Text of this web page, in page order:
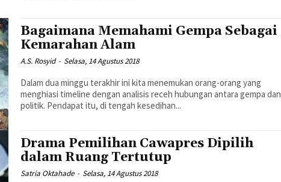
Bagaimana Memahami Gempa Sebagai
Kemarahan Alam
A.S. Rosyid - Selasa, 14 Agustus 2018
Dalam dua minggu terakhir ini kita menemukan orang-orang yang
menghiasi timeline dengan analisis receh hubungan antara gempa dan
politik. Pendapat itu, di tengah kesedihan...
Drama Pemilihan Cawapres Dipilih
dalam Ruang Tertutup
Satria Oktahade - Selasa, 14 Agustus 2018